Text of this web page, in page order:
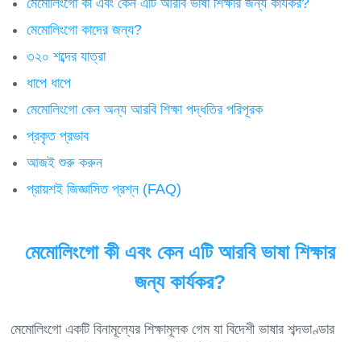
মেমোলিংগো কী এবং কেন এটি আরবি ভাষা শিক্ষার জন্য কার্যকর?
মেমোলিংগো কাদের জন্য?
৩২০ শব্দের যাত্রা
ধাপে ধাপে
মেমোলিংগো কেন অন্য আরবি শিক্ষা পদ্ধতির পরিপূরক
প্রকৃত প্রভাব
আজই শুরু করুন
প্রায়শই জিজ্ঞাসিত প্রশ্ন (FAQ)
মেমোলিংগো কী এবং কেন এটি আরবি ভাষা শিক্ষার
জন্য কার্যকর?
মেমোলিংগো একটি বিনামূল্যের শিক্ষামূলক গেম যা বিদেশী ভাষার শব্দভাণ্ডার